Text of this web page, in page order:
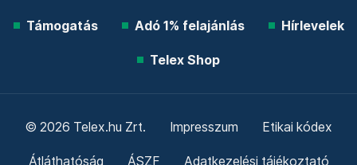
Támogatás Adó 1% felajánlás Hírlevelek
Telex Shop
© 2026 Telex.hu Zrt. Impresszum Etikai kódex
Átláthatóság ÁSZF Adatkezelési tájékoztató